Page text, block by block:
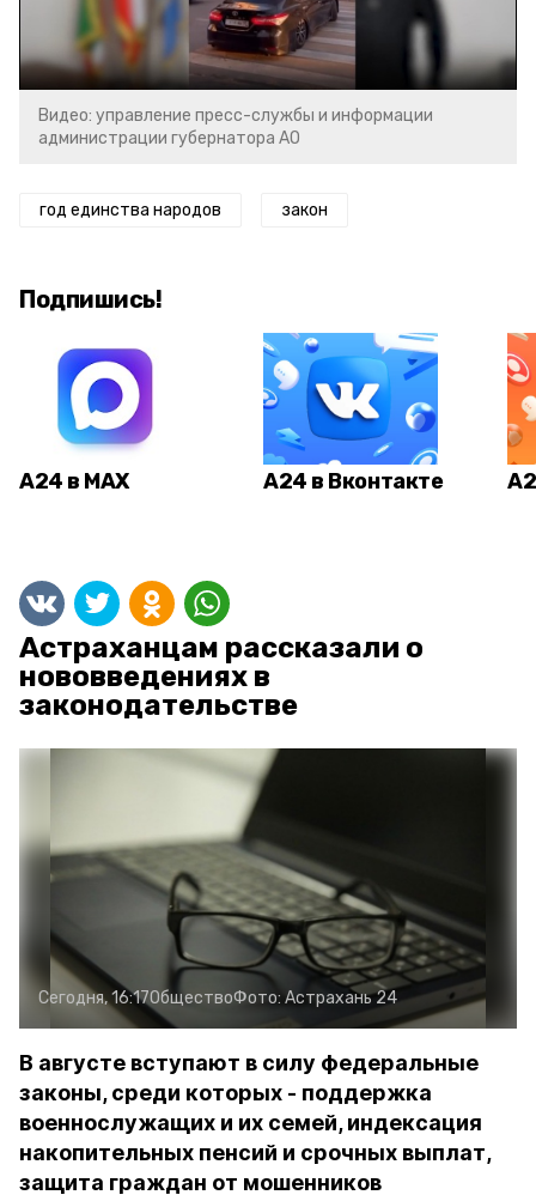
Video
Видео: управление пресс-службы и информации
администрации губернатора АО
год единства народов закон
Подпишись!
А24 в MAX А24 в Вконтакте
Астраханцам рассказали о
нововведениях в
законодательстве
Сегодня, 16:17ОбществоФото: Астрахань 24
В августе вступают в силу федеральные
законы, среди которых - поддержка
военнослужащих и их семей, индексация
накопительных пенсий и срочных выплат,
защита граждан от мошенников